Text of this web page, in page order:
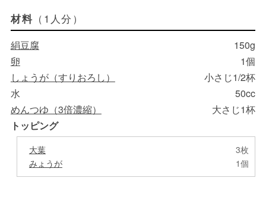
材料 （1人分）
絹豆腐
150g
卵
1個
しょうが（すりおろし）
小さじ1/2杯
水
50cc
めんつゆ（3倍濃縮）
大さじ1杯
トッピング
大葉
3枚
みょうが
1個